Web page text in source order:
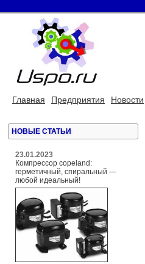
Главная Предприятия Новости
НОВЫЕ СТАТЬИ
23.01.2023
Компрессор copeland:
герметичный, спиральный —
любой идеальный!